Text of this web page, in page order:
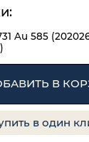
Au 585
В
в один